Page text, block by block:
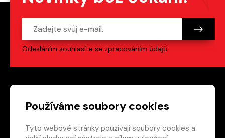
Používáme soubory cookies
Tyto webové stránky používají soubory cookies a
Odesláním souhlasíte se zpracováním údajů.
Patička webu Odkazy na sociální